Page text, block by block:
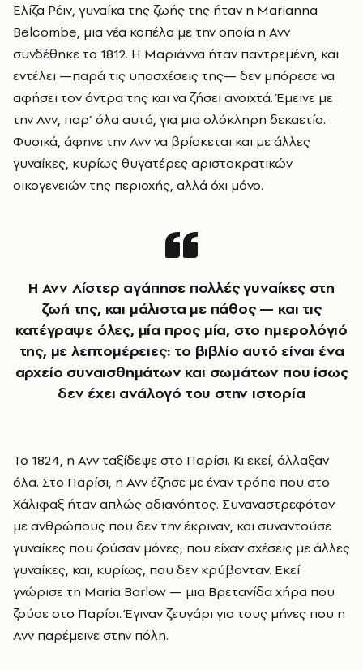
Ελίζα Ρέιν, γυναίκα της ζωής της ήταν η Marianna
Belcombe, μια νέα κοπέλα με την οποία η Ανν
συνδέθηκε το 1812. Η Μαριάννα ήταν παντρεμένη, και
εντέλει —παρά τις υποσχέσεις της— δεν μπόρεσε να
αφήσει τον άντρα της και να ζήσει ανοιχτά. Έμεινε με
την Ανν, παρ’ όλα αυτά, για μια ολόκληρη δεκαετία.
Φυσικά, άφηνε την Ανν να βρίσκεται και με άλλες
γυναίκες, κυρίως θυγατέρες αριστοκρατικών
οικογενειών της περιοχής, αλλά όχι μόνο.
Η Ανν Λίστερ αγάπησε πολλές γυναίκες στη
ζωή της, και μάλιστα με πάθος — και τις
κατέγραψε όλες, μία προς μία, στο ημερολόγιό
της, με λεπτομέρειες: το βιβλίο αυτό είναι ένα
αρχείο συναισθημάτων και σωμάτων που ίσως
δεν έχει ανάλογό του στην ιστορία
Το 1824, η Ανν ταξίδεψε στο Παρίσι. Κι εκεί, άλλαξαν
όλα. Στο Παρίσι, η Ανν έζησε με έναν τρόπο που στο
Χάλιφαξ ήταν απλώς αδιανόητος. Συναναστρεφόταν
με ανθρώπους που δεν την έκριναν, και συναντούσε
γυναίκες που ζούσαν μόνες, που είχαν σχέσεις με άλλες
γυναίκες, και, κυρίως, που δεν κρύβονταν. Εκεί
γνώρισε τη Maria Barlow — μια Βρετανίδα χήρα που
ζούσε στο Παρίσι. Έγιναν ζευγάρι για τους μήνες που η
Ανν παρέμεινε στην πόλη.